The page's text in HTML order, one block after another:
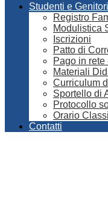
Studenti e Genitori
Registro
Modulistica
Iscrizioni
Patto di
Pago in rete
Materiali
Curriculum
Sportello di
Protocollo
Orario Classi
Contatti